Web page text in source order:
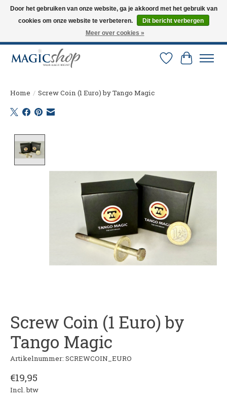
Altijd de nieuwste trucs op voorraad. Snelle verzending via PostNL en DHL.
Langskomen in onze winkel? Bel of mail om een afspraak te maken. 0251-
Verlanglijst
Home / Screw Coin (1 Euro) by Tango Magic
Screw Coin (1 Euro) by
Tango Magic
Artikelnummer: SCREWCOIN_EURO
€19,95
Incl. btw
Door het gebruiken van onze website, ga je akkoord met het gebruik van
cookies om onze website te verbeteren.
Dit bericht verbergen
Meer over cookies »